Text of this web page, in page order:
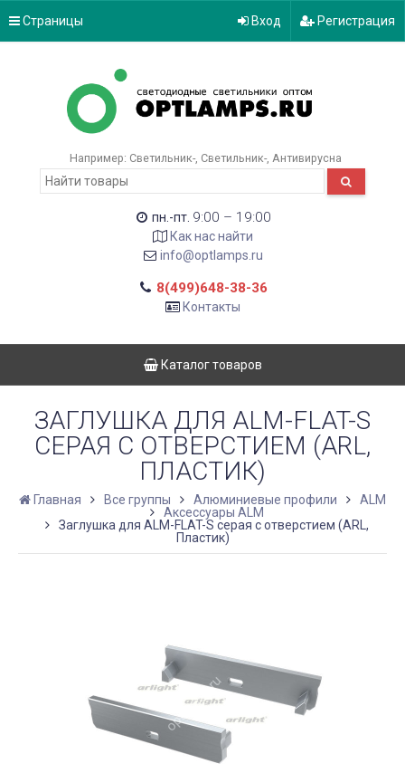
Страницы Вход Регистрация
Например: Светильник- Светильник- Антивирусна
пн.-пт. 9:00 – 19:00
Как нас найти
info@optlamps.ru
8(499)648-38-36
Контакты
Каталог товаров
ЗАГЛУШКА ДЛЯ ALM-FLAT-S
СЕРАЯ С ОТВЕРСТИЕМ (ARL,
ПЛАСТИК)
Главная Все группы Алюминиевые профили
ALM
Аксессуары ALM
Заглушка для ALM-FLAT-S серая с отверстием (ARL,
Пластик)